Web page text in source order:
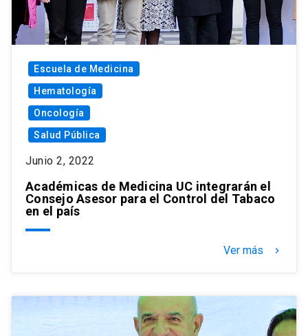
Escuela de Medicina
Hematología
Oncología
Salud Pública
Junio 2, 2022
Académicas de Medicina UC integrarán el
Consejo Asesor para el Control del Tabaco
en el país
Ver más keyboard_arrow_right